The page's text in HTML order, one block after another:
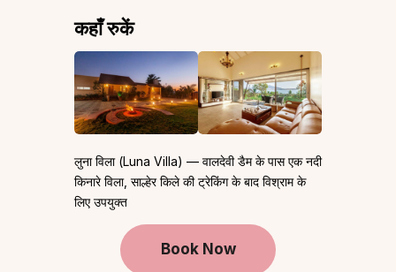
कहाँ रुकें
लुना विला (Luna Villa) — वालदेवी डैम के पास एक नदी
किनारे विला, साल्हेर किले की ट्रेकिंग के बाद विश्राम के
लिए उपयुक्त
Book Now